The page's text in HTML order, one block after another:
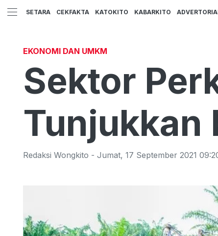
SETARA CEKFAKTA KATOKITO KABARKITO
EKONOMI DAN UMKM
Sektor
Tunjukkan
Redaksi Wongkito - Jumat, 17 September 2021